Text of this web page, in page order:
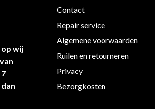
op wij
Contact
Repair service
Algemene voorwaarden
Ruilen en retourneren
Privacy
Bezorgkosten